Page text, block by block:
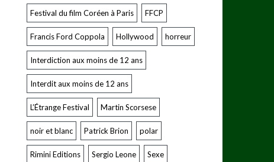
Festival du film Coréen à Paris FFCP
Francis Ford Coppola Hollywood horreur
Interdiction aux moins de 12 ans
Interdit aux moins de 12 ans
L’Étrange Festival Martin Scorsese
noir et blanc Patrick Brion polar
Rimini Editions Sergio Leone Sexe